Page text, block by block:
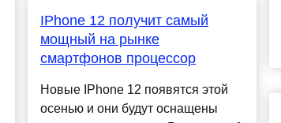
IPhone 12 получит самый
мощный на рынке
смартфонов процессор
Новые IPhone 12 появятся этой
осенью и они будут оснащены